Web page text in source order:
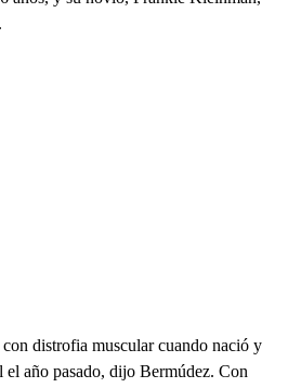
distrofia muscular cuando nació y
el año pasado, dijo Bermúdez. Con